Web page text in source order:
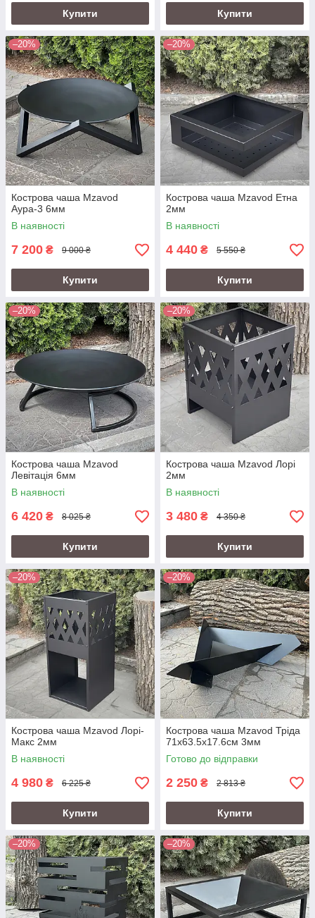
Купити Купити
–20%
Кострова чаша Mzavod
Аура-3 6мм
В наявності
7 200 ₴ 9 000 ₴
Купити
–20%
Кострова чаша Mzavod Етна
2мм
В наявності
4 440 ₴ 5 550 ₴
Купити
–20%
Кострова чаша Mzavod
Левітація 6мм
В наявності
6 420 ₴ 8 025 ₴
Купити
–20%
Кострова чаша Mzavod Лорі
2мм
В наявності
3 480 ₴ 4 350 ₴
Купити
–20%
Кострова чаша Mzavod Лорі-
Макс 2мм
В наявності
4 980 ₴ 6 225 ₴
Купити
–20%
Кострова чаша Mzavod Тріда
71х63.5х17.6см 3мм
Готово до відправки
2 250 ₴ 2 813 ₴
Купити
–20% –20%